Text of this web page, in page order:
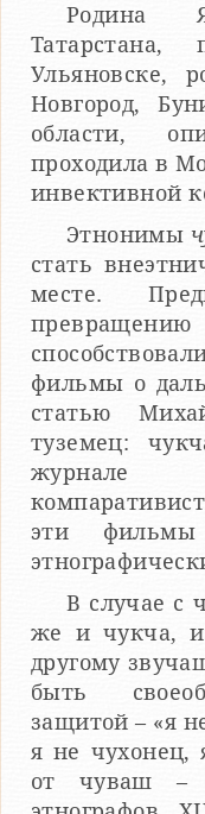
Родина
Ульяновске,
Новгород,
области,
проходила в Москве – вот и
инвективной
Этнонимы
стать
месте.
фильмы о
статью
туземец:
эти фильмы
В случае с
же и чукча,
другому
быть
защитой – «я
я не чухонец, я - suomalainen», в
от чуваш